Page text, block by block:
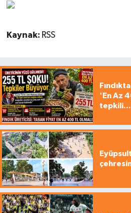
Kaynak: RSS
'En Az
tepkili...